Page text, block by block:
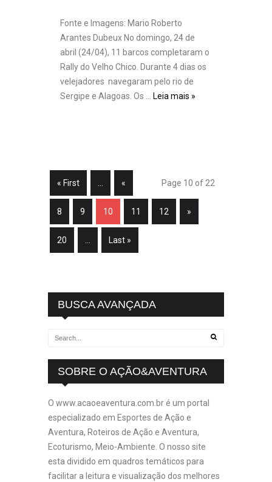
Fonte e Imagens: Mario Roberto
Arantes Dubeux No domingo, 24 de
abril (24/04), 11 barcos completaram o
Rally do Velho Chico. Durante 4 dias os
velejadores navegaram pelo rio de
Sergipe e Alagoas. Os … Leia mais »
Page 10 of 22
« First ... «
8 9 10 11 12 »
20 ... Last »
BUSCA AVANÇADA
SOBRE O AÇÃO&AVENTURA
O www.acaoeaventura.com.br é um portal
especializado em Esportes de Ação e
Aventura, Roteiros de Ação e Aventura,
Ecoturismo, Meio-Ambiente. O nosso site
esta dividido em quadros temáticos para
facilitar a leitura e visualização dos melhores